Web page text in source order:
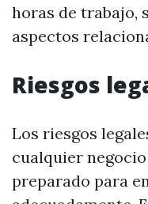
horas de trabajo,
aspectos
Riesgos
Los riesgos
cualquier
preparado para